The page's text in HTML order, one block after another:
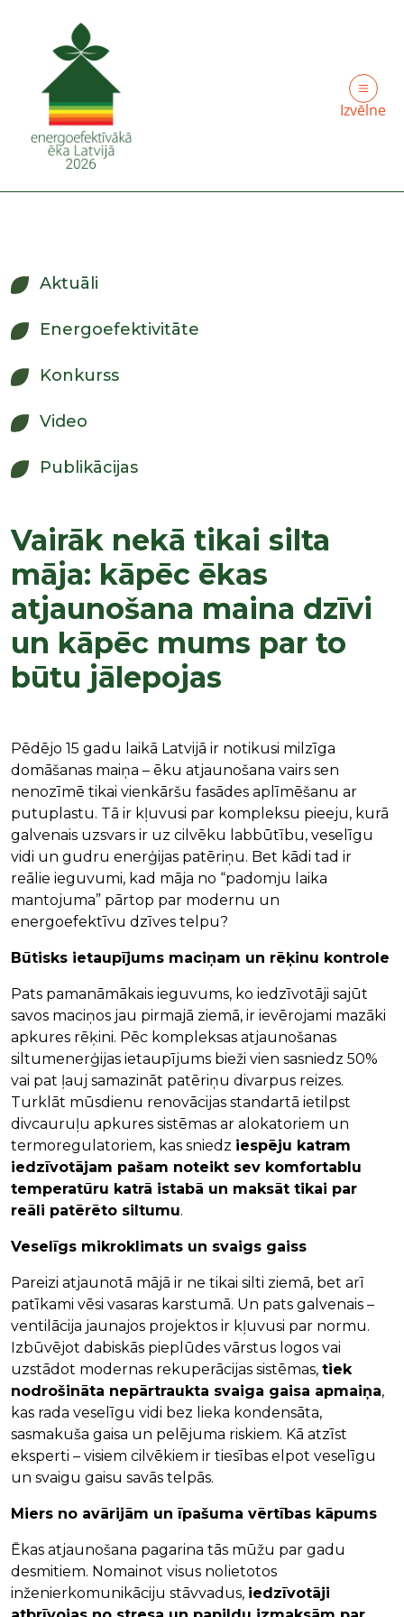
Izvēlne
Aktuāli
Energoefektivitāte
Konkurss
Video
Publikācijas
Vairāk nekā tikai silta
māja: kāpēc ēkas
atjaunošana maina dzīvi
un kāpēc mums par to
būtu jālepojas
Pēdējo 15 gadu laikā Latvijā ir notikusi milzīga
domāšanas maiņa – ēku atjaunošana vairs sen
nenozīmē tikai vienkāršu fasādes aplīmēšanu ar
putuplastu. Tā ir kļuvusi par kompleksu pieeju, kurā
galvenais uzsvars ir uz cilvēku labbūtību, veselīgu
vidi un gudru enerģijas patēriņu. Bet kādi tad ir
reālie ieguvumi, kad māja no “padomju laika
mantojuma” pārtop par modernu un
energoefektīvu dzīves telpu?
Būtisks ietaupījums maciņam un rēķinu kontrole
Pats pamanāmākais ieguvums, ko iedzīvotāji sajūt
savos maciņos jau pirmajā ziemā, ir ievērojami mazāki
apkures rēķini. Pēc kompleksas atjaunošanas
siltumenerģijas ietaupījums bieži vien sasniedz 50%
vai pat ļauj samazināt patēriņu divarpus reizes.
Turklāt mūsdienu renovācijas standartā ietilpst
divcauruļu apkures sistēmas ar alokatoriem un
termoregulatoriem, kas sniedz iespēju katram
iedzīvotājam pašam noteikt sev komfortablu
temperatūru katrā istabā un maksāt tikai par
reāli patērēto siltumu.
Veselīgs mikroklimats un svaigs gaiss
Pareizi atjaunotā mājā ir ne tikai silti ziemā, bet arī
patīkami vēsi vasaras karstumā. Un pats galvenais –
ventilācija jaunajos projektos ir kļuvusi par normu.
Izbūvējot dabiskās pieplūdes vārstus logos vai
uzstādot modernas rekuperācijas sistēmas, tiek
nodrošināta nepārtraukta svaiga gaisa apmaiņa,
kas rada veselīgu vidi bez lieka kondensāta,
sasmakuša gaisa un pelējuma riskiem. Kā atzīst
eksperti – visiem cilvēkiem ir tiesības elpot veselīgu
un svaigu gaisu savās telpās.
Miers no avārijām un īpašuma vērtības kāpums
Ēkas atjaunošana pagarina tās mūžu par gadu
desmitiem. Nomainot visus nolietotos
inženierkomunikāciju stāvvadus, iedzīvotāji